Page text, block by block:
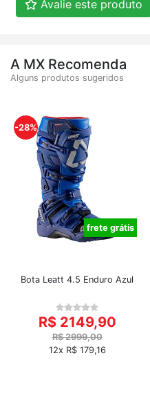
Avalie este produto
A MX Recomenda
Alguns produtos sugeridos
-28%
frete grátis
Bota Leatt 4.5 Enduro Azul
R$ 2149,90
R$ 2999,00
12x R$ 179,16